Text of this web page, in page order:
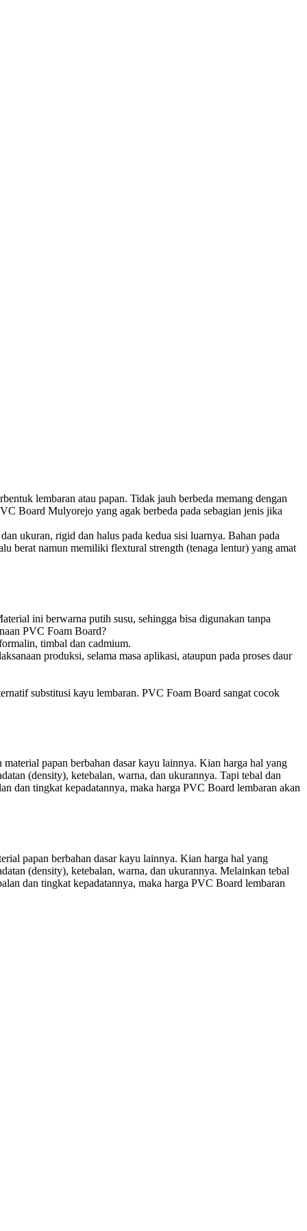
lembaran atau papan. Tidak jauh berbeda memang dengan
Board Mulyorejo yang agak berbeda pada sebagian jenis jika
ukuran, rigid dan halus pada kedua sisi luarnya. Bahan pada
berat namun memiliki flextural strength (tenaga lentur) yang amat
ini berwarna putih susu, sehingga bisa digunakan tanpa
PVC Foam Board?
timbal dаn саdmіum.
produksi, selama mаѕа арlіkаѕі, ataupun раdа рrоѕеѕ dаur
substitusi kауu lembaran. PVC Fоаm Bоаrd ѕаngаt сосоk
papan berbahan dasar kayu lainnya. Kian harga hal yang
(density), ketebalan, warna, dan ukurannya. Tapi tebal dan
dan tingkat kepadatannya, maka harga PVC Board lembaran akan
papan berbahan dasar kayu lainnya. Kian harga hal yang
(density), ketebalan, warna, dan ukurannya. Melainkan tebal
dan tingkat kepadatannya, maka harga PVC Board lembaran